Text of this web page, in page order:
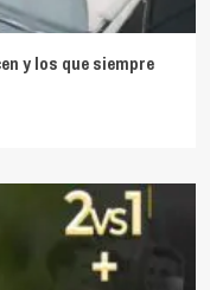
y los que siempre